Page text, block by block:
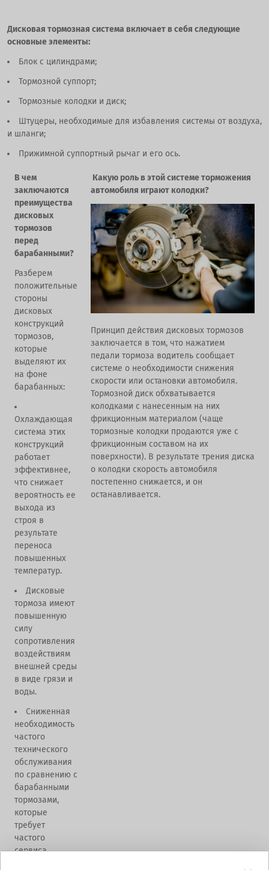
Дисковая тормозная система включает в себя следующие
основные элементы:
Блок с цилиндрами;
Тормозной суппорт;
Тормозные колодки и диск;
Штуцеры, необходимые для избавления системы от воздуха,
и шланги;
Прижимной суппортный рычаг и его ось.
В чем
заключаются
преимущества
дисковых
тормозов
перед
барабанными?
Разберем
положительные
стороны
дисковых
конструкций
тормозов,
которые
выделяют их
на фоне
барабанных:
Охлаждающая
система этих
конструкций
работает
эффективнее,
что снижает
вероятность ее
выхода из
строя в
результате
переноса
повышенных
температур.
Дисковые
тормоза имеют
повышенную
силу
сопротивления
воздействиям
внешней среды
в виде грязи и
воды.
Сниженная
необходимость
частого
технического
обслуживания
по сравнению с
барабанными
тормозами,
которые
требует
частого
сервиса.
Какую роль в этой системе торможения
автомобиля играют колодки?
Принцип действия дисковых тормозов
заключается в том, что нажатием
педали тормоза водитель сообщает
системе о необходимости снижения
скорости или остановки автомобиля.
Тормозной диск обхватывается
колодками с нанесенным на них
фрикционным материалом (чаще
тормозные колодки продаются уже с
фрикционным составом на их
поверхности). В результате трения диска
о колодки скорость автомобиля
постепенно снижается, и он
останавливается.